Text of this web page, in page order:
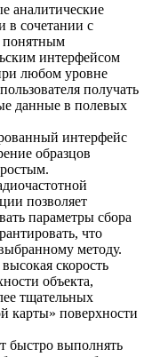
аналитические
в сочетании с
понятным
интерфейсом
любом уровне
получать
данные в полевых
интерфейс
образцов
позволяет
параметры сбора
что
методу.
скорость
объекта,
тщательных
карты» поверхности
быстро выполнять